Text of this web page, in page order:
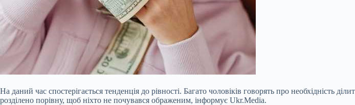
На даний час спостерігається тенденція до рівності. Багато чоловіків говорять про
розділено порівну, щоб ніхто не почувався ображеним, інформує Ukr.Media.